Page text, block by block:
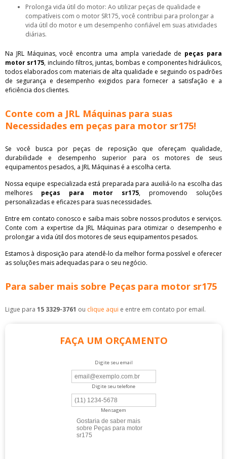
Prolonga vida útil do motor: Ao utilizar peças de qualidade e
compatíveis com o motor SR175, você contribui para prolongar a
vida útil do motor e um desempenho confiável em suas atividades
diárias.
Na JRL Máquinas, você encontra uma ampla variedade de peças para
motor sr175, incluindo filtros, juntas, bombas e componentes hidráulicos,
todos elaborados com materiais de alta qualidade e seguindo os padrões
de segurança e desempenho exigidos para fornecer a satisfação e a
eficiência dos clientes.
Conte com a JRL Máquinas para suas
Necessidades em peças para motor sr175!
Se você busca por peças de reposição que ofereçam qualidade,
durabilidade e desempenho superior para os motores de seus
equipamentos pesados, a JRL Máquinas é a escolha certa.
Nossa equipe especializada está preparada para auxiliá-lo na escolha das
melhores peças para motor sr175, promovendo soluções
personalizadas e eficazes para suas necessidades.
Entre em contato conosco e saiba mais sobre nossos produtos e serviços.
Conte com a expertise da JRL Máquinas para otimizar o desempenho e
prolongar a vida útil dos motores de seus equipamentos pesados.
Estamos à disposição para atendê-lo da melhor forma possível e oferecer
as soluções mais adequadas para o seu negócio.
Para saber mais sobre Peças para motor sr175
Ligue para 15 3329-3761 ou clique aqui e entre em contato por email.
FAÇA UM ORÇAMENTO
Digite seu email
Digite seu telefone
Mensagem